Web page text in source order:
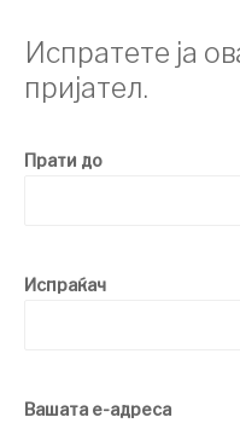
Испратете ја
пријател.
Прати до
Испраќач
Вашата е-адреса